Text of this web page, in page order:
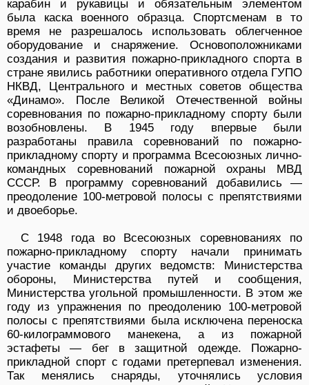
карабин и рукавицы и обязательным элементом
была каска военного образца. Спортсменам в то
время не разрешалось использовать облегченное
оборудование и снаряжение. Основоположниками
создания и развития пожарно-прикладного спорта в
стране явились работники оперативного отдела ГУПО
НКВД, Центрального и местных советов общества
«Динамо». После Великой Отечественной войны
соревнования по пожарно-прикладному спорту были
возобновлены. В 1945 году впервые были
разработаны правила соревнований по пожарно-
прикладному спорту и программа Всесоюзных лично-
командных соревнований пожарной охраны МВД
СССР. В программу соревнований добавились —
преодоление 100-метровой полосы с препятствиями
и двоеборье.
С 1948 года во Всесоюзных соревнованиях по
пожарно-прикладному спорту начали принимать
участие команды других ведомств: Министерства
обороны, Министерства путей и сообщения,
Министерства угольной промышленности. В этом же
году из упражнения по преодолению 100-метровой
полосы с препятствиями была исключена переноска
60-килограммового манекена, а из пожарной
эстафеты — бег в защитной одежде. Пожарно-
прикладной спорт с годами претерпевал изменения.
Так менялись снаряды, уточнялись условия